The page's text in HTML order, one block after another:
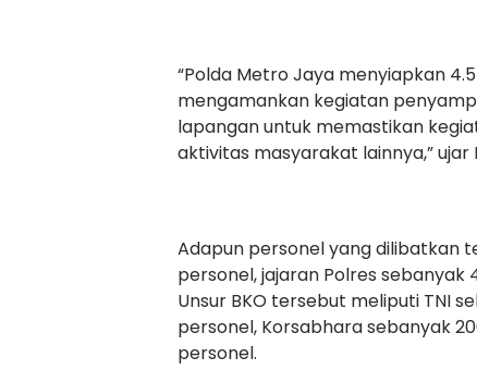
“Polda Metro Jaya menyiapkan
mengamankan kegiatan
lapangan untuk memastikan
aktivitas masyarakat lainnya,” ujar
Adapun personel yang dilibatkan
personel, jajaran Polres sebanyak
Unsur BKO tersebut meliputi TNI
personel, Korsabhara sebanyak
personel.